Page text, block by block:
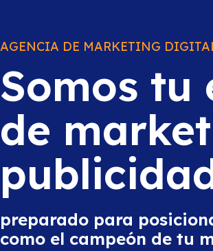
AGENCIA DE MARKETING
Somos tu
de
preparado para
como el campeón de tu